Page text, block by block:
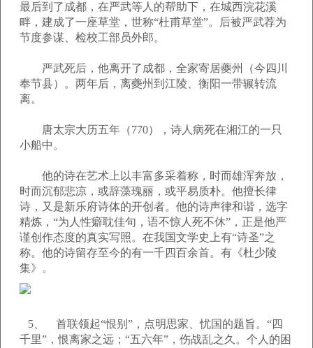
最后到了成都，在严武等人的帮助下，在城西浣花溪
畔，建成了一座草堂，世称“杜甫草堂”。后被严武荐为
节度参谋、检校工部员外郎。
严武死后，他离开了成都，全家寄居夔州（今四川
奉节县）。两年后，离夔州到江陵、衡阳一带辗转流
离。
唐太宗大历五年（770），诗人病死在湘江的一只
小船中。
他的诗在艺术上以丰富多采着称，时而雄浑奔放，
时而沉郁悲凉，或辞藻瑰丽，或平易质朴。他擅长律
诗，又是新乐府诗体的开创者。他的诗声律和谐，选字
精炼，“为人性癖耽佳句，语不惊人死不休”，正是他严
谨创作态度的真实写照。在我国文学史上有“诗圣”之
称。他的诗留存至今的有一千四百余首。有《杜少陵
集》。
5、 首联领起“恨别”，点明思家、忧国的题旨。“四
千里”，恨离家之远；“五六年”，伤战乱之久。个人的困